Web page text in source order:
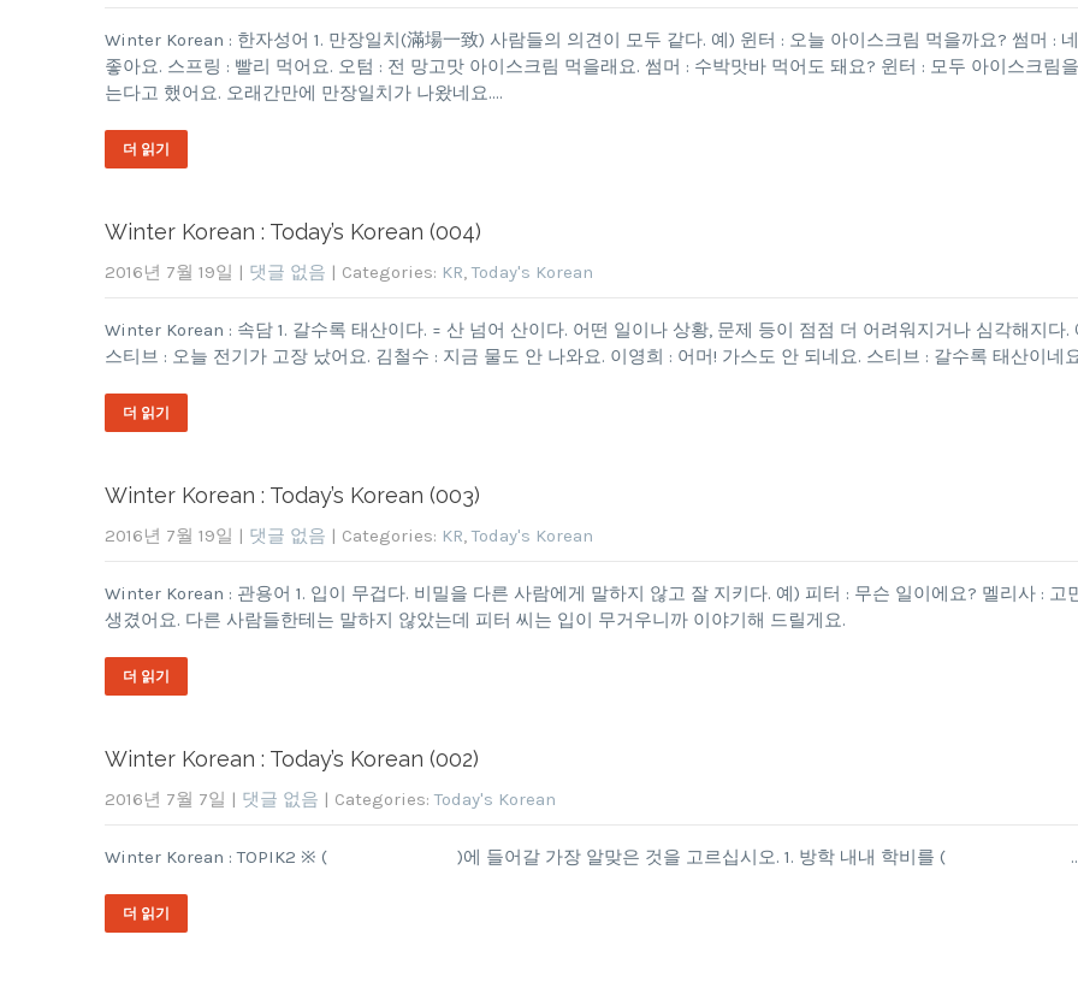
Winter Korean : 한자성어 1. 만장일치(滿場一致) 사람들의 의견이 모두 같다. 예) 윈터 : 오늘 아이스크림 먹을까요? 썸머 :
좋아요. 스프링 : 빨리 먹어요. 오텀 : 전 망고맛 아이스크림 먹을래요. 썸머 : 수박맛바 먹어도 돼요? 윈터 : 모두 아이스크림
는다고 했어요. 오래간만에 만장일치가 나왔네요….
더 읽기
Winter Korean : Today’s Korean (004)
2016년 7월 19일 | 댓글 없음 | Categories: KR,Today's Korean
Winter Korean : 속담 1. 갈수록 태산이다. = 산 넘어 산이다. 어떤 일이나 상황, 문제 등이 점점 더 어려워지거나 심각해지다.
스티브 : 오늘 전기가 고장 났어요. 김철수 : 지금 물도 안 나와요. 이영희 : 어머! 가스도 안 되네요. 스티브 : 갈수록 태산이네
더 읽기
Winter Korean : Today’s Korean (003)
2016년 7월 19일 | 댓글 없음 | Categories: KR,Today's Korean
Winter Korean : 관용어 1. 입이 무겁다. 비밀을 다른 사람에게 말하지 않고 잘 지키다. 예) 피터 : 무슨 일이에요? 멜리사 : 고
생겼어요. 다른 사람들한테는 말하지 않았는데 피터 씨는 입이 무거우니까 이야기해 드릴게요.
더 읽기
Winter Korean : Today’s Korean (002)
2016년 7월 7일 | 댓글 없음 | Categories:Today's Korean
Winter Korean : TOPIK2 ※ ( )에 들어갈 가장 알맞은 것을 고르십시오. 1. 방학 내내 학비를 (
더 읽기